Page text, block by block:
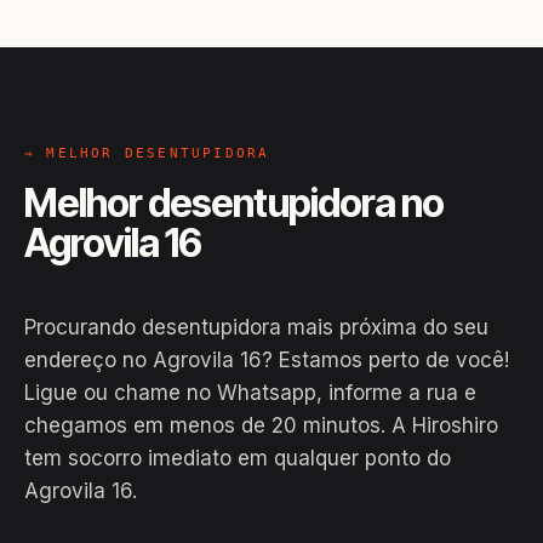
→ MELHOR DESENTUPIDORA
Melhor desentupidora no
Agrovila 16
Procurando desentupidora mais próxima do seu
endereço no Agrovila 16? Estamos perto de você!
Ligue ou chame no Whatsapp, informe a rua e
chegamos em menos de 20 minutos. A Hiroshiro
tem socorro imediato em qualquer ponto do
Agrovila 16.
EM CAMPO